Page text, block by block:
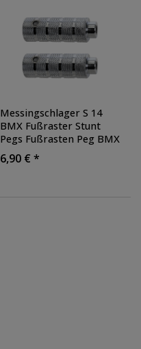
Messingschlager S 14
BMX Fußraster Stunt
Pegs Fußrasten Peg BMX
Bike
6,90 € *